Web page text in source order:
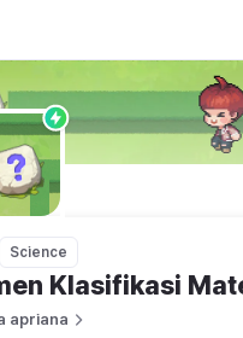
Science
Klasifikasi
apriana